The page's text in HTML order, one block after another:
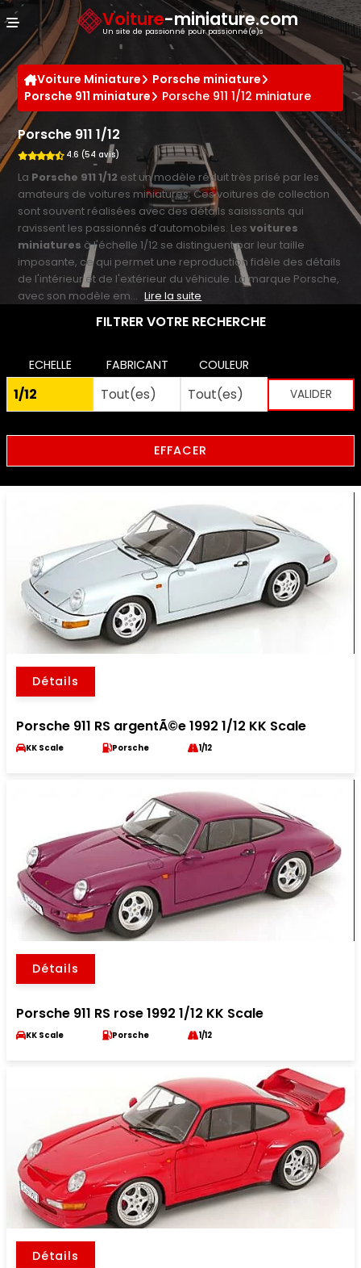
Voiture-miniature.com
Un site de passionné pour passionné(e)s
Voiture Miniature
Porsche miniature
Porsche 911 miniature
Porsche 911 1/12 miniature
Porsche 911 1/12
4.6 (54 avis)
La Porsche 911 1/12 est un modèle réduit très prisé par les
amateurs de voitures miniatures. Ces voitures de collection
sont souvent réalisées avec des détails saisissants qui
ravissent les passionnés d’automobiles. Lesvoitures
miniatures à l'échelle 1/12 se distinguent par leur taille
imposante, ce qui permet une reproduction fidèle des détails
de l'intérieur et de l'extérieur du véhicule. La marque Porsche,
avec son modèle em... Lire la suite
FILTRER VOTRE RECHERCHE
ECHELLE FABRICANT COULEUR
EFFACER
Détails
Porsche 911 RS argentÃ©e 1992 1/12 KK Scale
KK Scale Porsche 1/12
Détails
Porsche 911 RS rose 1992 1/12 KK Scale
KK Scale Porsche 1/12
Détails
Panneau de gestion des cookies